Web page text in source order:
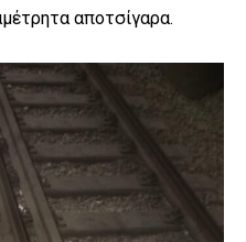
αποτσίγαρα.